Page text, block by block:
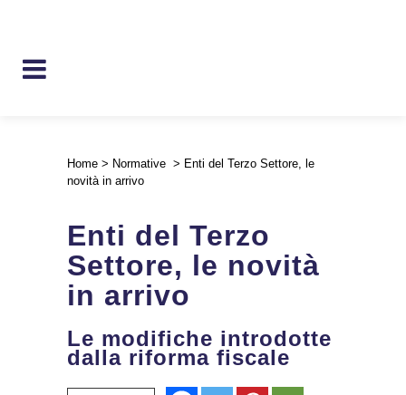
Home > Normative > Enti del Terzo Settore, le
novità in arrivo
Enti del Terzo
Settore, le novità
in arrivo
Le modifiche introdotte
dalla riforma fiscale